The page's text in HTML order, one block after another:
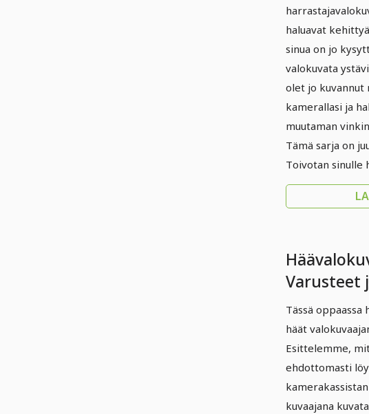
haluavat
sinua on jo
valokuvata
olet jo kuvannut
kamerallasi ja
muutaman
Tämä sarja on
Toivotan sinulle
Varusteet
Tässä oppaassa
häät
Esittelemme,
ehdottomasti
kuvaajana